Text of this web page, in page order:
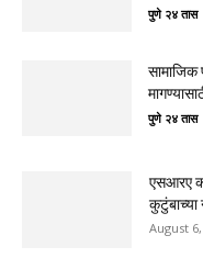
पुणे २४ तास
सामाजिक
पुणे २४ तास
एसआरए
कुटुंबाच्या
August